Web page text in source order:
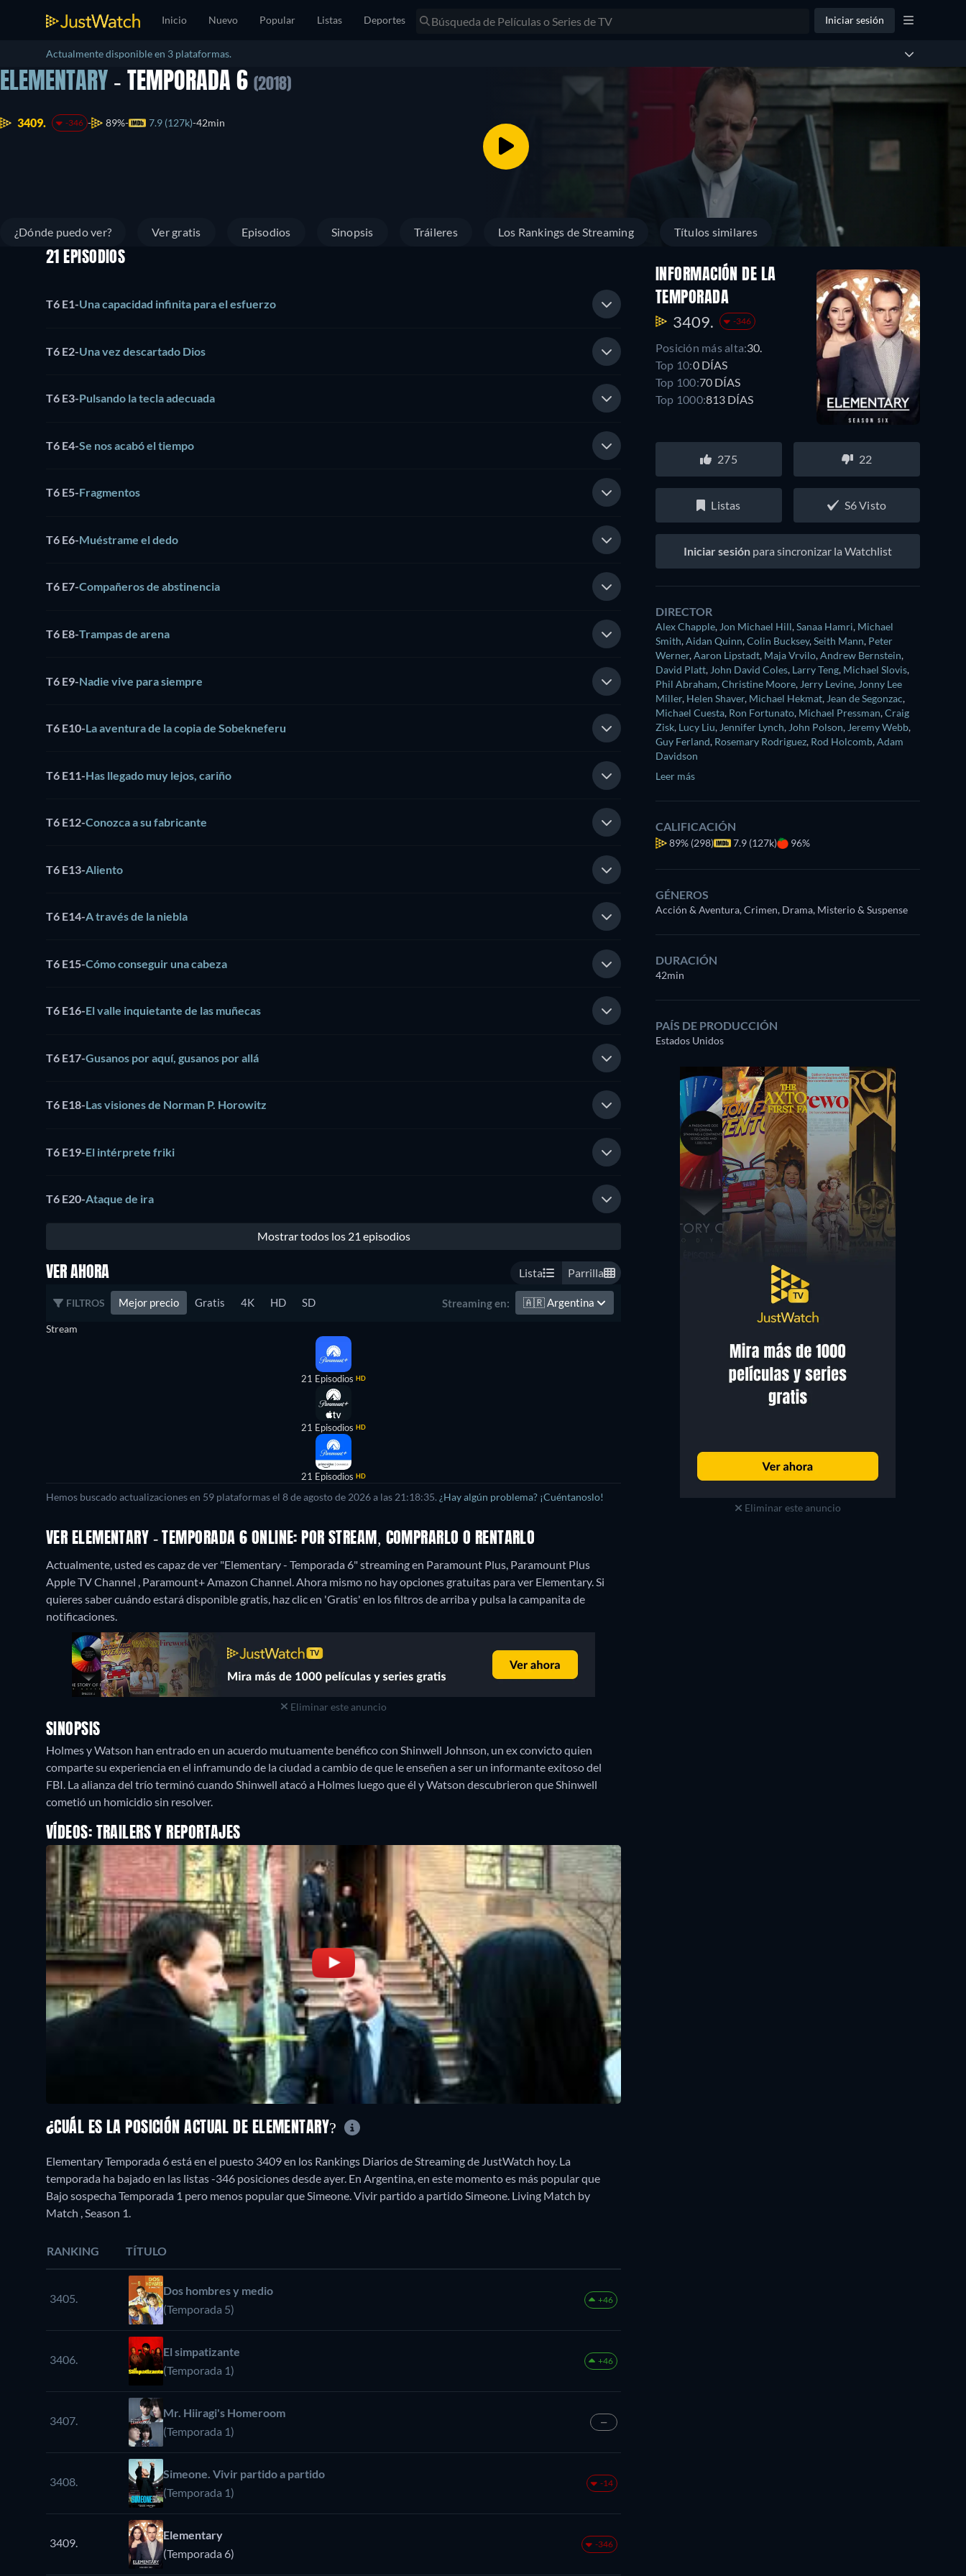
Inicio Nuevo Popular Listas Deportes Iniciar sesión
Actualmente disponible en 3 plataformas.
ELEMENTARY - TEMPORADA 6 (2018)
3409. -346 89% 7.9 (127k) 42min
¿Dónde puedo ver? Ver gratis Episodios Sinopsis Tráileres Los Rankings de Streaming Títulos similares
21 EPISODIOS
T6 E1-Una capacidad infinita para el esfuerzo
T6 E2-Una vez descartado Dios
T6 E3-Pulsando la tecla adecuada
T6 E4-Se nos acabó el tiempo
T6 E5-Fragmentos
T6 E6-Muéstrame el dedo
T6 E7-Compañeros de abstinencia
T6 E8-Trampas de arena
T6 E9-Nadie vive para siempre
T6 E10-La aventura de la copia de Sobekneferu
T6 E11-Has llegado muy lejos, cariño
T6 E12-Conozca a su fabricante
T6 E13-Aliento
T6 E14-A través de la niebla
T6 E15-Cómo conseguir una cabeza
T6 E16-El valle inquietante de las muñecas
T6 E17-Gusanos por aquí, gusanos por allá
T6 E18-Las visiones de Norman P. Horowitz
T6 E19-El intérprete friki
T6 E20-Ataque de ira
Mostrar todos los 21 episodios
VER AHORA Lista Parrilla
FILTROS Mejor precio Gratis 4K HD SD Streaming en: 🇦🇷Argentina
Stream
21 Episodios HD
21 Episodios HD
21 Episodios HD
Hemos buscado actualizaciones en 59 plataformas el 8 de agosto de 2026 a las 21:18:35. ¿Hay algún problema? ¡Cuéntanoslo!
VER ELEMENTARY - TEMPORADA 6 ONLINE: POR STREAM, COMPRARLO O RENTARLO
Actualmente, usted es capaz de ver "Elementary - Temporada 6" streaming en Paramount Plus, Paramount Plus
Apple TV Channel , Paramount+ Amazon Channel. Ahora mismo no hay opciones gratuitas para ver Elementary. Si
quieres saber cuándo estará disponible gratis, haz clic en 'Gratis' en los filtros de arriba y pulsa la campanita de
notificaciones.
Eliminar este anuncio
SINOPSIS
Holmes y Watson han entrado en un acuerdo mutuamente benéfico con Shinwell Johnson, un ex convicto quien
comparte su experiencia en el inframundo de la ciudad a cambio de que le enseñen a ser un informante exitoso del
FBI. La alianza del trío terminó cuando Shinwell atacó a Holmes luego que él y Watson descubrieron que Shinwell
cometió un homicidio sin resolver.
VÍDEOS: TRAILERS Y REPORTAJES
INFORMACIÓN DE LA
TEMPORADA
3409. -346
Posición más alta:30.
Top 10:0 DÍAS
Top 100:70 DÍAS
Top 1000:813 DÍAS
275 22
Listas S6 Visto
Iniciar sesión para sincronizar la Watchlist
DIRECTOR
Alex Chapple, Jon Michael Hill,Sanaa Hamri, Michael
Smith,Aidan Quinn,Colin Bucksey,Seith Mann, Peter
Werner,Aaron Lipstadt, Maja Vrvilo,Andrew Bernstein,
David Platt, John David Coles, Larry Teng, Michael Slovis,
Phil Abraham,Christine Moore, Jerry Levine, Jonny Lee
Miller, Helen Shaver, Michael Hekmat, Jean de Segonzac,
Michael Cuesta, Ron Fortunato, Michael Pressman,Craig
Zisk, Lucy Liu, Jennifer Lynch, John Polson, Jeremy Webb,
Guy Ferland, Rosemary Rodriguez, Rod Holcomb,Adam
Davidson
Leer más
CALIFICACIÓN
89% (298) 7.9 (127k) 96%
GÉNEROS
Acción & Aventura, Crimen, Drama, Misterio & Suspense
DURACIÓN
42min
PAÍS DE PRODUCCIÓN
Estados Unidos
Eliminar este anuncio
¿CUÁL ES LA POSICIÓN ACTUAL DE ELEMENTARY?
Elementary Temporada 6 está en el puesto 3409 en los Rankings Diarios de Streaming de JustWatch hoy. La
temporada ha bajado en las listas -346 posiciones desde ayer. En Argentina, en este momento es más popular que
Bajo sospecha Temporada 1 pero menos popular que Simeone. Vivir partido a partido Simeone. Living Match by
Match , Season 1.
RANKING TÍTULO
3405.
Dos hombres y medio
(Temporada 5)
+46
3406.
El simpatizante
(Temporada 1)
+46
3407.
Mr. Hiiragi's Homeroom
(Temporada 1)
—
3408.
Simeone. Vivir partido a partido
(Temporada 1)
-14
3409.
Elementary
(Temporada 6)
-346